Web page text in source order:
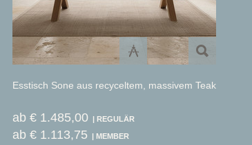
Esstisch Sone aus recyceltem, massivem Teak
ab € 1.485,00
ab € 1.113,75